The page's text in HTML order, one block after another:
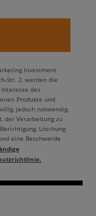
Investment
Str. 2, werden die
des
Produkte und
jedoch notwendig,
der Verarbeitung zu
Löschung
eine Beschwerde